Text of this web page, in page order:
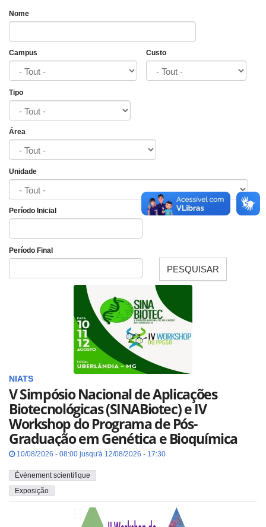
Nome
Campus Custo
Tipo
Área
Unidade
Período Inicial
Período Final
PESQUISAR
NIATS
V Simpósio Nacional de Aplicações
Biotecnológicas (SINABiotec) e IV
Workshop do Programa de Pós-
Graduação em Genética e Bioquímica
10/08/2026 - 08:00 jusqu'à 12/08/2026 - 17:30
Événement scientifique
Exposição